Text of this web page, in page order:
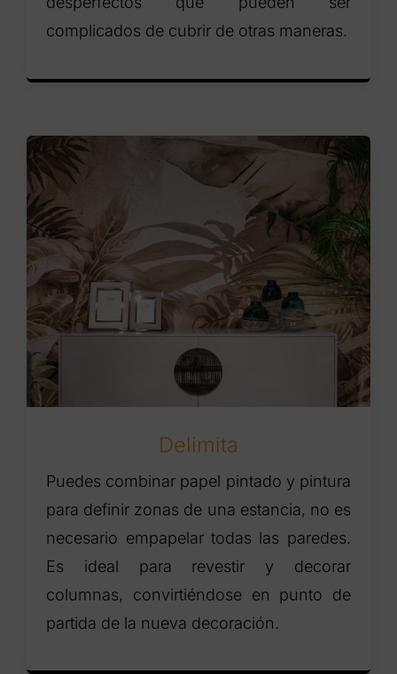
complicados de cubrir de otras maneras.
Delimita
Puedes combinar papel pintado y pintura
para definir zonas de una estancia, no es
necesario empapelar todas las paredes.
Es ideal para revestir y decorar
columnas, convirtiéndose en punto de
partida de la nueva decoración.